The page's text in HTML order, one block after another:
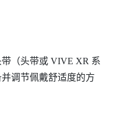
（头带或 VIVE XR 系
调节佩戴舒适度的方